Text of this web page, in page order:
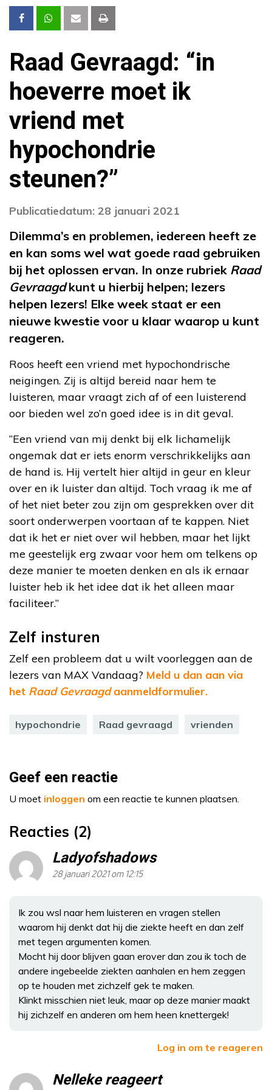
Raad Gevraagd: “in
hoeverre moet ik
vriend met
hypochondrie
steunen?”
Publicatiedatum: 28 januari 2021
Dilemma’s en problemen, iedereen heeft ze
en kan soms wel wat goede raad gebruiken
bij het oplossen ervan. In onze rubriek Raad
Gevraagdkunt u hierbij helpen; lezers
helpen lezers! Elke week staat er een
nieuwe kwestie voor u klaar waarop u kunt
reageren.
Roos heeft een vriend met hypochondrische
neigingen. Zij is altijd bereid naar hem te
luisteren, maar vraagt zich af of een luisterend
oor bieden wel zo’n goed idee is in dit geval.
“Een vriend van mij denkt bij elk lichamelijk
ongemak dat er iets enorm verschrikkelijks aan
de hand is. Hij vertelt hier altijd in geur en kleur
over en ik luister dan altijd. Toch vraag ik me af
of het niet beter zou zijn om gesprekken over dit
soort onderwerpen voortaan af te kappen. Niet
dat ik het er niet over wil hebben, maar het lijkt
me geestelijk erg zwaar voor hem om telkens op
deze manier te moeten denken en als ik ernaar
luister heb ik het idee dat ik het alleen maar
faciliteer.”
Zelf insturen
Zelf een probleem dat u wilt voorleggen aan de
lezers van MAX Vandaag? Meld u dan aan via
het Raad Gevraagdaanmeldformulier.
hypochondrie Raad gevraagd vrienden
Geef een reactie
U moet inloggen om een reactie te kunnen plaatsen.
Reacties (2)
Ladyofshadows
28 januari 2021 om 12:15
Ik zou wsl naar hem luisteren en vragen stellen
waarom hij denkt dat hij die ziekte heeft en dan zelf
met tegen argumenten komen.
Mocht hij door blijven gaan erover dan zou ik toch de
andere ingebeelde ziekten aanhalen en hem zeggen
op te houden met zichzelf gek te maken.
Klinkt misschien niet leuk, maar op deze manier maakt
hij zichzelf en anderen om hem heen knettergek!
Log in om te reageren
Nelleke reageert